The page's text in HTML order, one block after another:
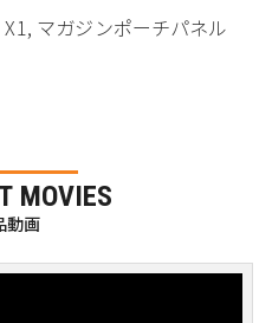
マガジンポーチパネル
MOVIES
動画